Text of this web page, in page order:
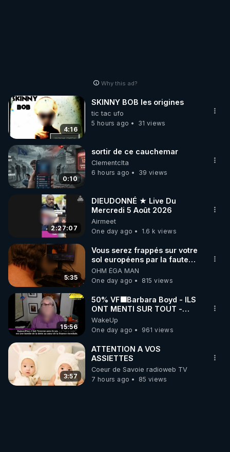
Why this ad?
4:16
SKINNY BOB les origines
tic tac ufo
5 hours ago
31 views
0:10
sortir de ce cauchemar
Clementclta
6 hours ago
39 views
2:27:07
DIEUDONNÉ ★ Live Du
Mercredi 5 Août 2026
Airmeet
One day ago
1.6 k views
5:35
Vous serez frappés sur votre
sol européens par la faute
des dirigeants qui s'en
mettent dans le nez
OHM ÉGA MAN
One day ago
815 views
15:56
50% VF🟩Barbara Boyd - ILS
ONT MENTI SUR TOUT -
Jocelyne Traduction
WakeUp
One day ago
961 views
3:57
ATTENTION A VOS
ASSIETTES
Coeur de Savoie radioweb TV
7 hours ago
85 views